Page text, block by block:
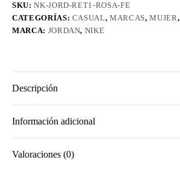
SKU:NK-JORD-RET1-ROSA-FE
CATEGORÍAS: CASUAL,MARCAS,MUJER,
MARCA: JORDAN, NIKE
Descripción
Información adicional
Valoraciones (0)